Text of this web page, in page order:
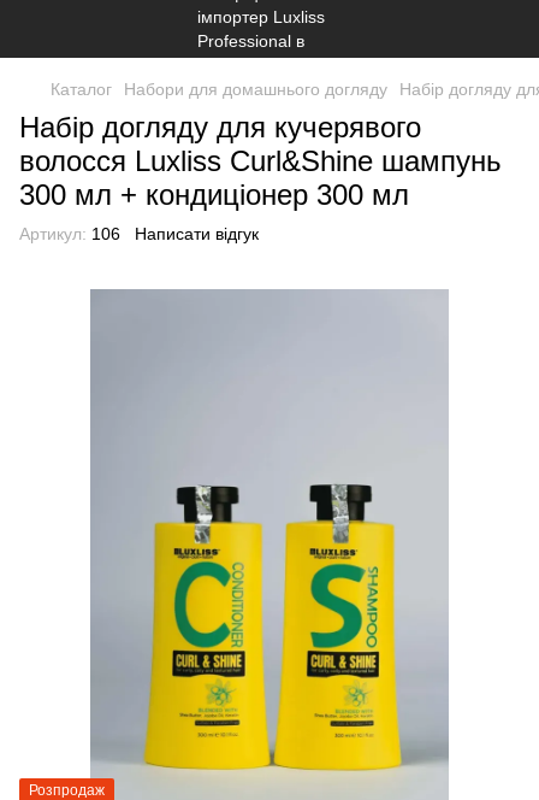
Каталог Набори для домашнього догляду Набір догляду
Набір догляду для кучерявого
волосся Luxliss Curl&Shine шампунь
300 мл + кондиціонер 300 мл
Артикул: 106 Написати відгук
Розпродаж